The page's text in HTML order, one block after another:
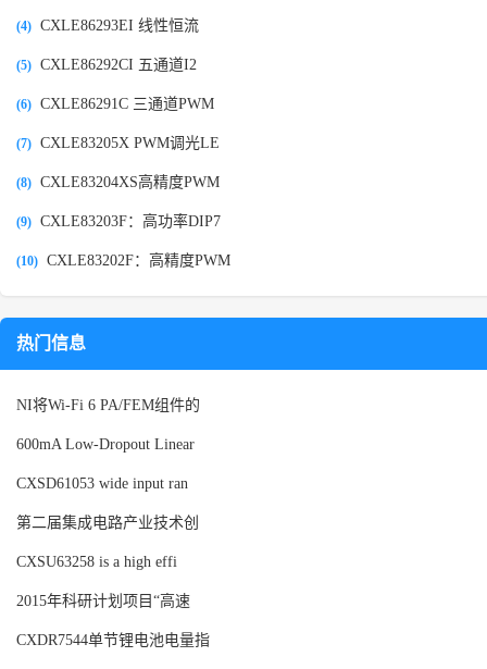
(4) CXLE86293EI 线性恒流
(5) CXLE86292CI 五通道I2
(6) CXLE86291C 三通道PWM
(7) CXLE83205X PWM调光LE
(8) CXLE83204XS高精度PWM
(9) CXLE83203F：高功率DIP7
(10) CXLE83202F：高精度PWM
热门信息
NI将Wi-Fi 6 PA/FEM组件的
600mA Low-Dropout Linear
CXSD61053 wide input ran
第二届集成电路产业技术创
CXSU63258 is a high effi
2015年科研计划项目“高速
CXDR7544单节锂电池电量指